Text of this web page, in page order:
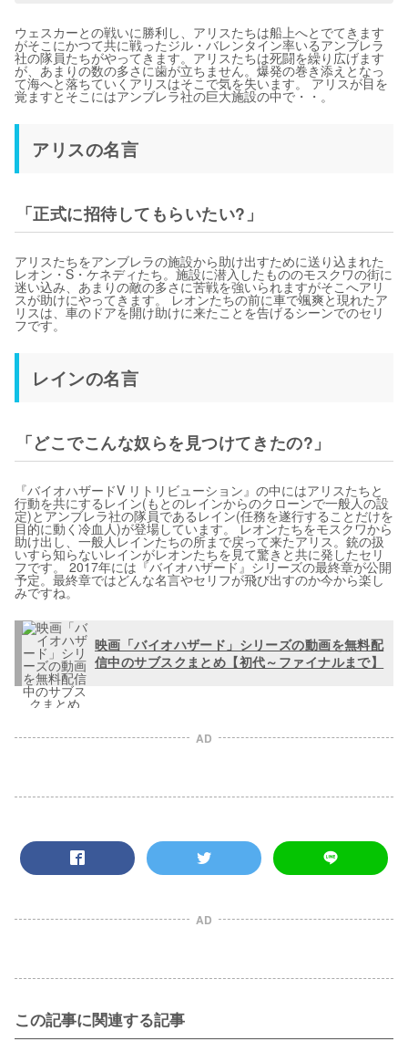
ウェスカーとの戦いに勝利し、アリスたちは船上へとでてきます
がそこにかつて共に戦ったジル・バレンタイン率いるアンブレラ
社の隊員たちがやってきます。アリスたちは死闘を繰り広げます
が、あまりの数の多さに歯が立ちません。爆発の巻き添えとなっ
て海へと落ちていくアリスはそこで気を失います。 アリスが目を
覚ますとそこにはアンブレラ社の巨大施設の中で・・。
アリスの名言
「正式に招待してもらいたい?」
アリスたちをアンブレラの施設から助け出すために送り込まれた
レオン・S・ケネディたち。施設に潜入したもののモスクワの街に
迷い込み、あまりの敵の多さに苦戦を強いられますがそこへアリ
スが助けにやってきます。 レオンたちの前に車で颯爽と現れたア
リスは、車のドアを開け助けに来たことを告げるシーンでのセリ
フです。
レインの名言
「どこでこんな奴らを見つけてきたの?」
『バイオハザードV リトリビューション』の中にはアリスたちと
行動を共にするレイン(もとのレインからのクローンで一般人の設
定)とアンブレラ社の隊員であるレイン(任務を遂行することだけを
目的に動く冷血人)が登場しています。 レオンたちをモスクワから
助け出し、一般人レインたちの所まで戻って来たアリス。銃の扱
いすら知らないレインがレオンたちを見て驚きと共に発したセリ
フです。 2017年には『バイオハザード』シリーズの最終章が公開
予定。最終章ではどんな名言やセリフが飛び出すのか今から楽し
みですね。
映画「バイオハザード」シリーズの動画を無料配
信中のサブスクまとめ【初代～ファイナルまで】
AD
AD
この記事に関連する記事